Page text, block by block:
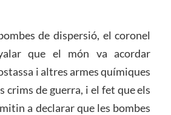
de dispersió, el coronel
que el món va acordar
i altres armes químiques
crims de guerra, i el fet que els
a declarar que les bombes